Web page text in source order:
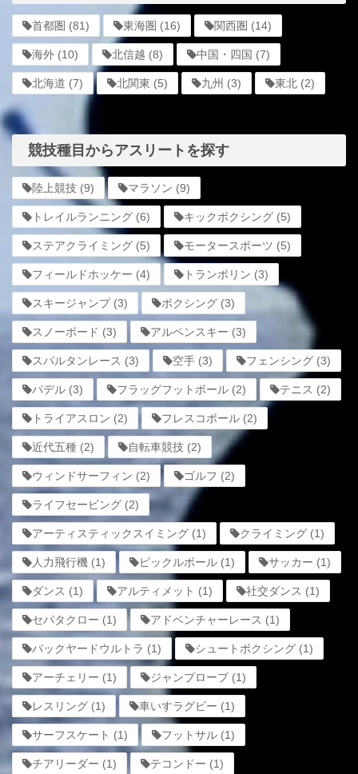
首都圏 (81) 東海圏 (16) 関西圏 (14)
海外 (10) 北信越 (8) 中国・四国 (7)
北海道 (7) 北関東 (5) 九州 (3) 東北 (2)
競技種目からアスリートを探す
陸上競技 (9) マラソン (9)
トレイルランニング (6) キックボクシング (5)
ステアクライミング (5) モータースポーツ (5)
フィールドホッケー (4) トランポリン (3)
スキージャンプ(3) ボクシング (3)
スノーボード (3) アルペンスキー (3)
スパルタンレース (3) 空手 (3) フェンシング (3)
パデル (3) フラッグフットボール (2) テニス (2)
トライアスロン (2) フレスコボール (2)
近代五種 (2) 自転車競技 (2)
ウィンドサーフィン (2) ゴルフ (2)
ライフセービング (2)
アーティスティックスイミング (1) クライミング (1)
人力飛行機 (1) ピックルボール (1) サッカー (1)
ダンス (1) アルティメット (1) 社交ダンス (1)
セパタクロー (1) アドベンチャーレース (1)
バックヤードウルトラ (1) シュートボクシング (1)
アーチェリー (1) ジャンプロープ(1)
レスリング (1) 車いすラグビー (1)
サーフスケート (1) フットサル (1)
チアリーダー (1) テコンドー (1)